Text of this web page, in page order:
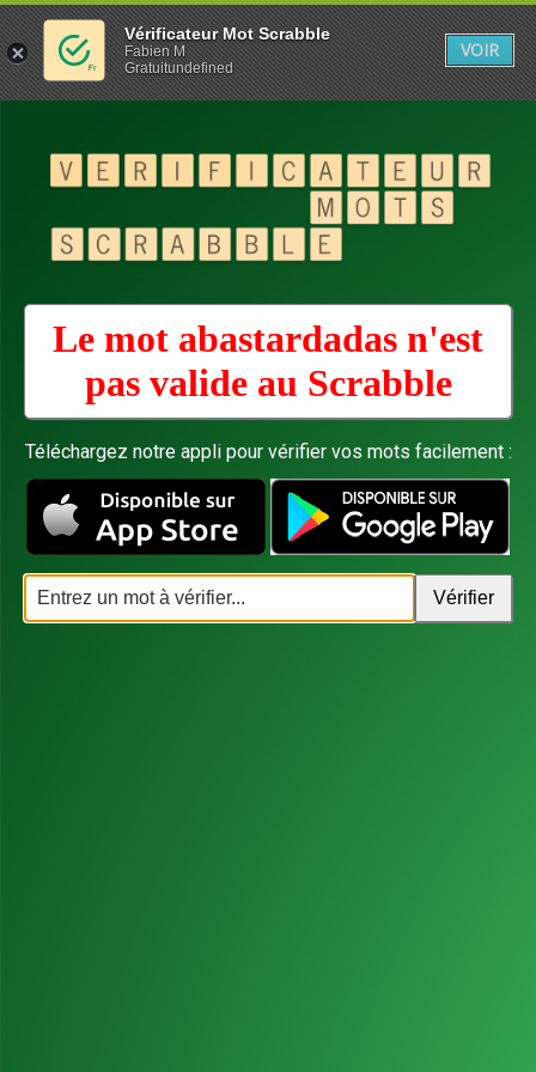
Le mot abastardadas n'est
pas valide au Scrabble
Téléchargez notre appli pour vérifier vos mots facilement :
Vérificateur Mot Scrabble
Fabien M
Gratuitundefined
VOIR